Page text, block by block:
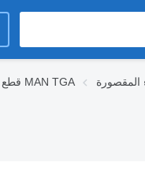
قطع الغيار MAN TGA